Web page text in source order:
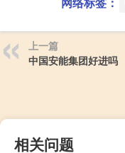
上一篇
中国安能集团好进吗
相关问题